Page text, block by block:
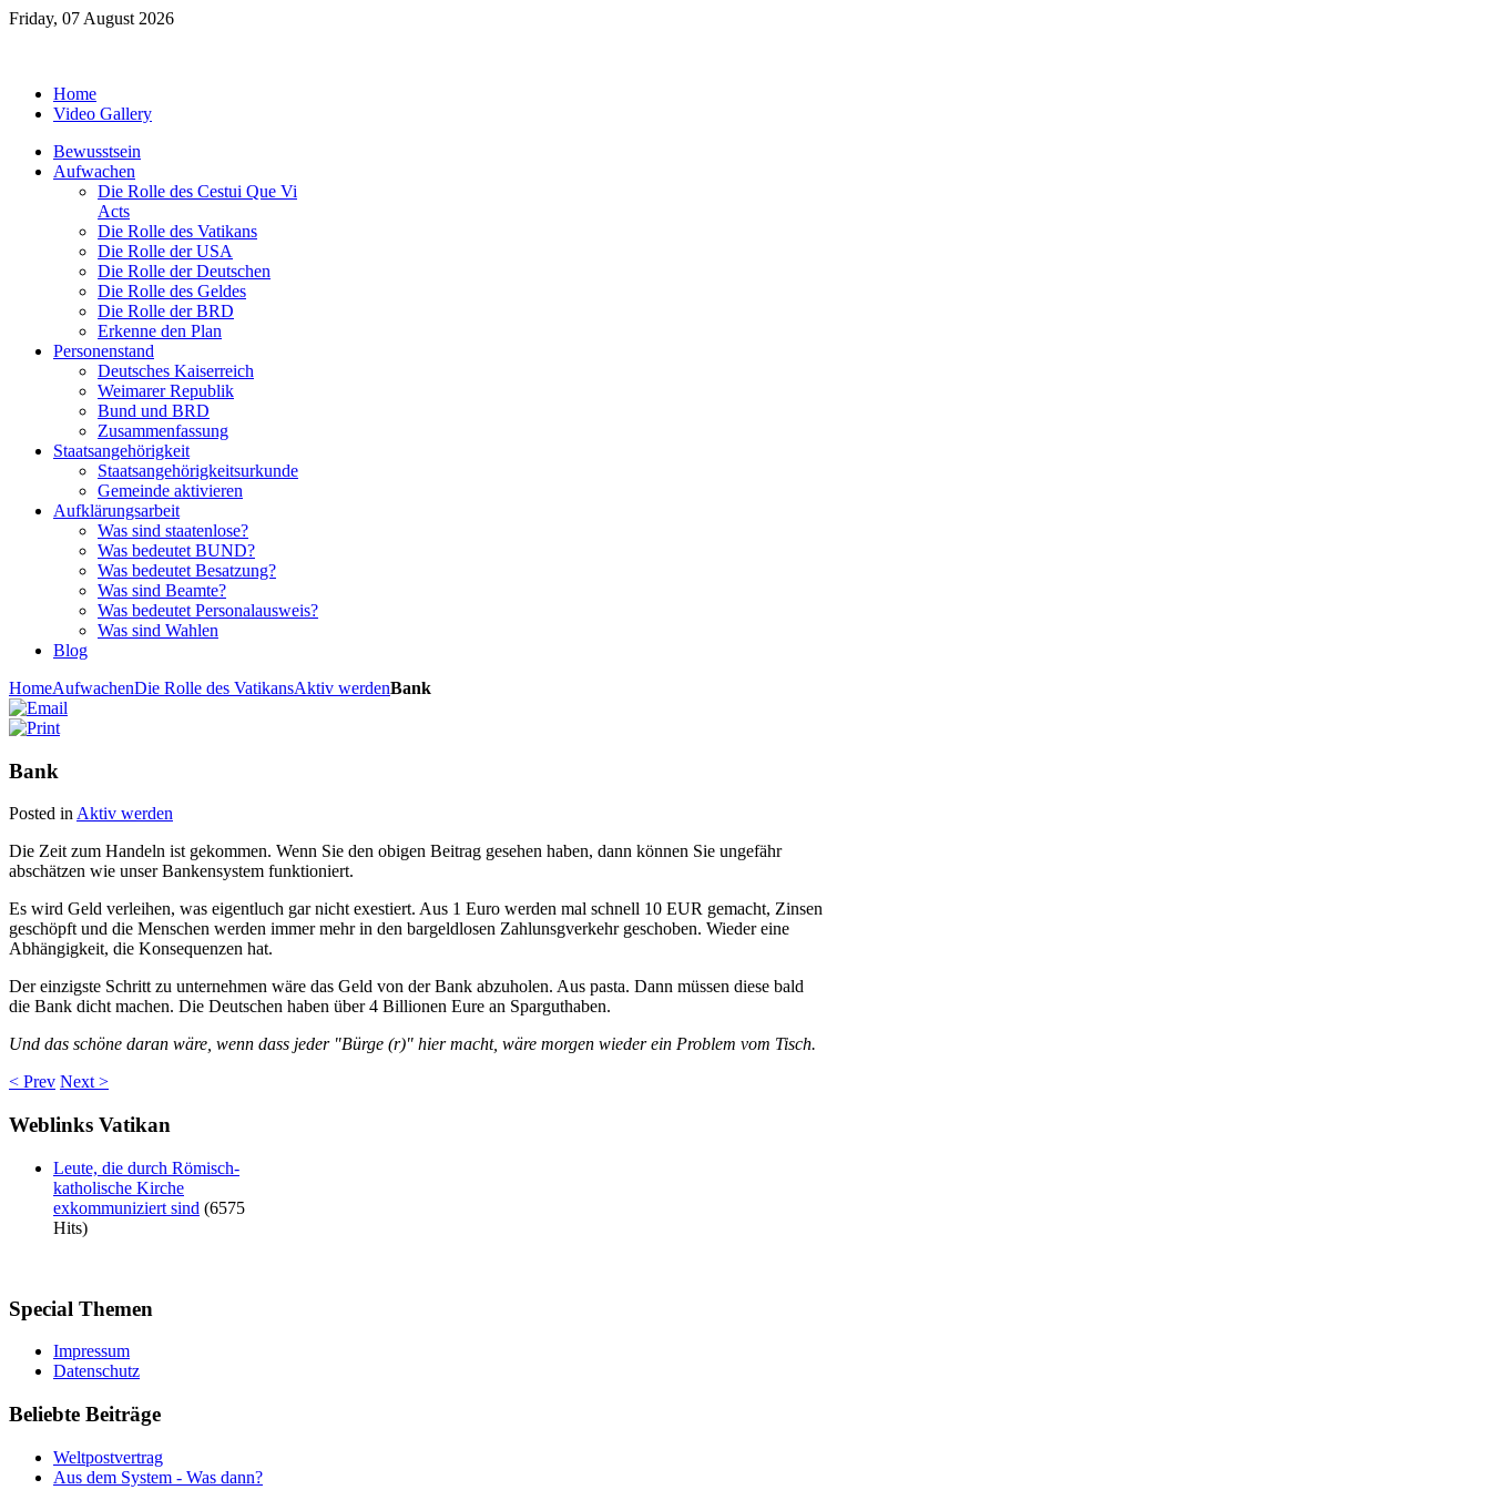
Friday, 07 August 2026
Home
Video Gallery
Bewusstsein
Aufwachen
Die Rolle des Cestui Que Vi
Acts
Die Rolle des Vatikans
Die Rolle der USA
Die Rolle der Deutschen
Die Rolle des Geldes
Die Rolle der BRD
Erkenne den Plan
Personenstand
Deutsches Kaiserreich
Weimarer Republik
Bund und BRD
Zusammenfassung
Staatsangehörigkeit
Staatsangehörigkeitsurkunde
Gemeinde aktivieren
Aufklärungsarbeit
Was sind staatenlose?
Was bedeutet BUND?
Was bedeutet Besatzung?
Was sind Beamte?
Was bedeutet Personalausweis?
Was sind Wahlen
Blog
HomeAufwachenDie Rolle des VatikansAktiv werdenBank
Bank
Posted inAktiv werden
Die Zeit zum Handeln ist gekommen. Wenn Sie den obigen Beitrag gesehen haben, dann können Sie ungefähr
abschätzen wie unser Bankensystem funktioniert.
Es wird Geld verleihen, was eigentluch gar nicht exestiert. Aus 1 Euro werden mal schnell 10 EUR gemacht, Zinsen
geschöpft und die Menschen werden immer mehr in den bargeldlosen Zahlunsgverkehr geschoben. Wieder eine
Abhängigkeit, die Konsequenzen hat.
Der einzigste Schritt zu unternehmen wäre das Geld von der Bank abzuholen. Aus pasta. Dann müssen diese bald
die Bank dicht machen. Die Deutschen haben über 4 Billionen Eure an Sparguthaben.
Und das schöne daran wäre, wenn dass jeder "Bürge (r)" hier macht, wäre morgen wieder ein Problem vom Tisch.
< Prev Next >
Weblinks Vatikan
Leute, die durch Römisch-
katholische Kirche
exkommuniziert sind (6575
Hits)
Special Themen
Impressum
Datenschutz
Beliebte Beiträge
Weltpostvertrag
Aus dem System - Was dann?